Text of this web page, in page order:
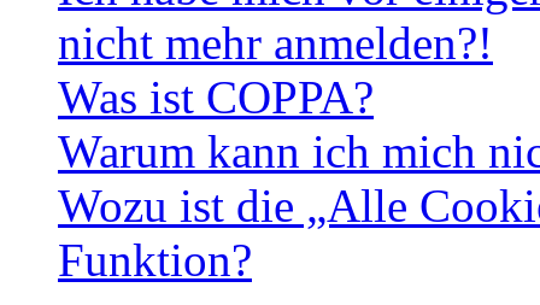
nicht mehr anmelden?!
Was ist COPPA?
Warum kann ich mich
Wozu ist die „Alle
Funktion?